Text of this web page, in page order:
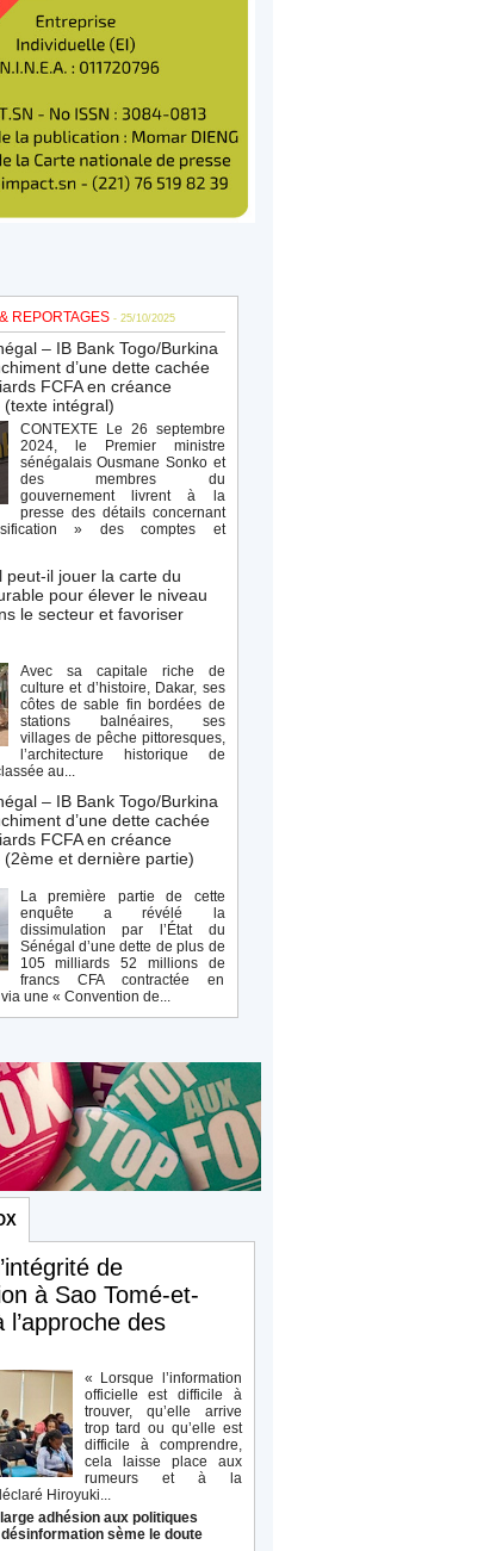
REPORTAGES - 25/10/2025
– IB Bank Togo/Burkina
d’une dette cachée
FCFA en créance
intégral)
CONTEXTE Le 26 septembre
2024, le Premier ministre
sénégalais Ousmane Sonko et
des membres du
gouvernement livrent à la
presse des détails concernant
» des comptes et
peut-il jouer la carte du
pour élever le niveau
le secteur et favoriser
Avec sa capitale riche de
culture et d’histoire, Dakar, ses
côtes de sable fin bordées de
stations balnéaires, ses
villages de pêche pittoresques,
l’architecture historique de
au...
– IB Bank Togo/Burkina
d’une dette cachée
FCFA en créance
(2ème et dernière partie)
La première partie de cette
enquête a révélé la
dissimulation par l’État du
Sénégal d’une dette de plus de
105 milliards 52 millions de
francs CFA contractée en
une « Convention de...
de
à Sao Tomé-et-
l’approche des
« Lorsque l’information
officielle est difficile à
trouver, qu’elle arrive
trop tard ou qu’elle est
difficile à comprendre,
cela laisse place aux
rumeurs et à la
Hiroyuki...
adhésion aux politiques
sème le doute